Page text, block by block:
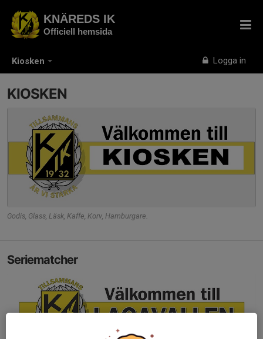
Kiosken Logga in
KNÄREDS IK
Officiell hemsida
KIOSKEN
Godis, Glass, Läsk, Kaffe, Korv, Hamburgare.
Seriematcher